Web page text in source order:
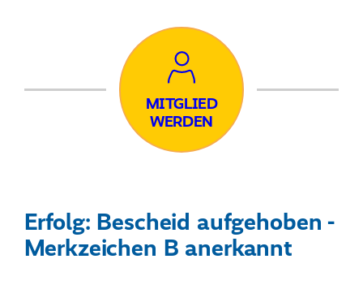
MITGLIED
WERDEN
Erfolg: Bescheid aufgehoben -
Merkzeichen B anerkannt